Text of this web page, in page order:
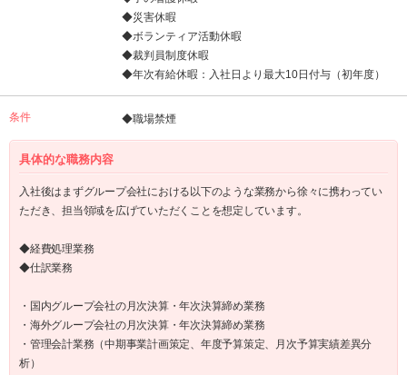
◆災害休暇
◆ボランティア活動休暇
◆裁判員制度休暇
◆年次有給休暇：入社日より最大10日付与（初年度）
条件 ◆職場禁煙
具体的な職務内容
入社後はまずグループ会社における以下のような業務から徐々に携わってい
ただき、担当領域を広げていただくことを想定しています。
◆経費処理業務
◆仕訳業務
・国内グループ会社の月次決算・年次決算締め業務
・海外グループ会社の月次決算・年次決算締め業務
・管理会計業務（中期事業計画策定、年度予算策定、月次予算実績差異分
析）